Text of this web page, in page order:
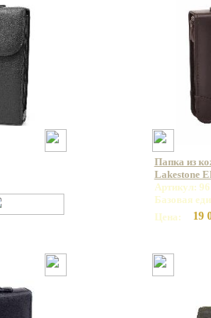
Папка из
Lakestone
Артикул:
Базовая
Цена:
19